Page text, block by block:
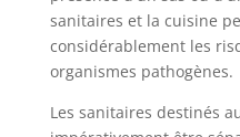
sanitaires et la cuisine
considérablement les
organismes pathogènes.
Les sanitaires destinés